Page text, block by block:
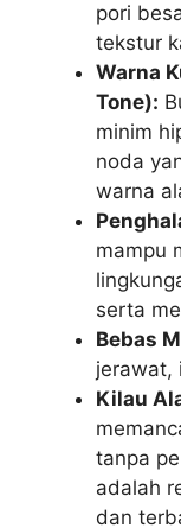
pori
tekstur
Warna
Tone):
minim
noda
warna
mampu
serta
Bebas
jerawat,
Kilau
tanpa
adalah
dan